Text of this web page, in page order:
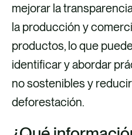
mejorar la
la producción y
productos, lo que
identificar y abordar
no sostenibles y
deforestación.